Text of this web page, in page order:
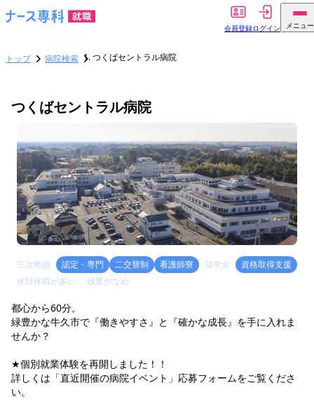
会員登録ログイン メニュー
トップ 病院検索 つくばセントラル病院
つくばセントラル病院
三次救急 認定・専門 二交替制 看護師寮 奨学金
資格取得支援
休日休暇が多い
残業少なめ
都心から60分。
緑豊かな牛久市で『働きやすさ』と『確かな成長』を手に入れま
せんか？
★個別就業体験を再開しました！！
詳しくは「直近開催の病院イベント」応募フォームをご覧くださ